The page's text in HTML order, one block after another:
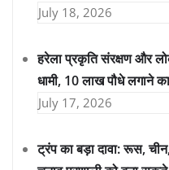
July 18, 2026
हरेला प्रकृति संरक्षण और
धामी, 10 लाख पौधे लगाने
July 17, 2026
ट्रंप का बड़ा दावा: रूस,